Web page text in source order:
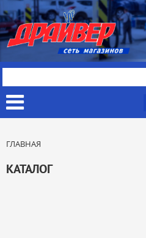
ГЛАВНАЯ
КАТАЛОГ